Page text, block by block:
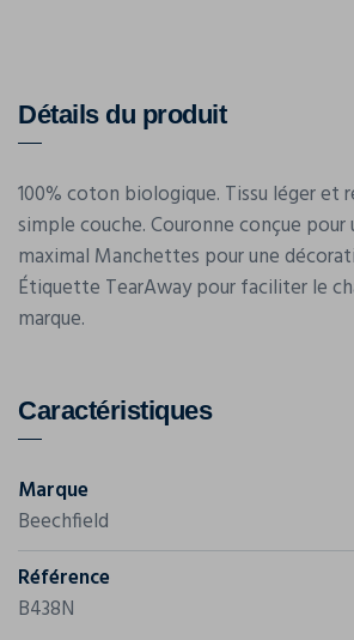
Détails du produit
100% coton biologique. Tissu léger et
simple couche. Couronne conçue
maximal Manchettes pour une
Étiquette TearAway pour faciliter le
marque.
Caractéristiques
Marque
Beechfield
Référence
B438N